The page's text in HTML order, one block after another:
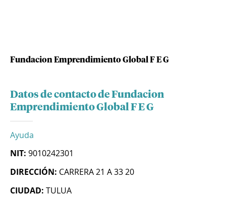
Fundacion Emprendimiento Global F E G
Datos de contacto de Fundacion
Emprendimiento Global F E G
Ayuda
NIT: 9010242301
DIRECCIÓN: CARRERA 21 A 33 20
CIUDAD: TULUA